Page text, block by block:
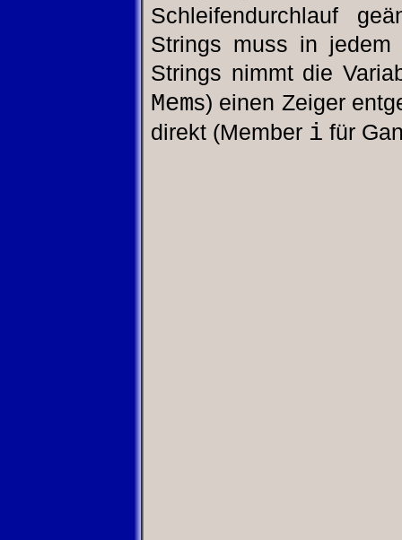
Schleifendurchlauf
Strings muss in jedem
Strings nimmt die
Mems) einen Zeiger
direkt (Member i für